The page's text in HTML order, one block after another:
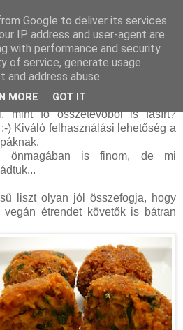
után újabb érdekes kísérlet...
mint fő összetevőből is fasírt?
) Kiváló felhasználási lehetőség a
önmagában is finom, de mi
liszt olyan jól összefogja, hogy
étrendet követők is bátran
Google to deliver its services
IP address and user-agent are
with performance and security
of service, generate usage
address abuse.
MORE GOT IT